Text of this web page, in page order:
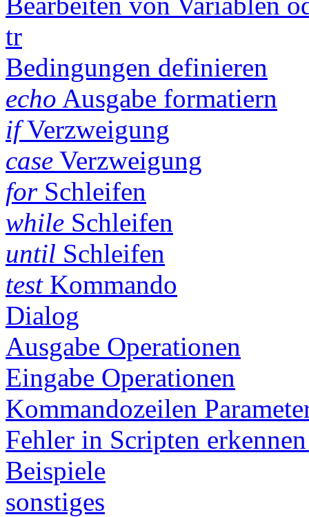
tr
Bedingungen definieren
echo Ausgabe formatiern
ifVerzweigung
case Verzweigung
forSchleifen
while Schleifen
until Schleifen
testKommando
Dialog
Ausgabe Operationen
Eingabe Operationen
Kommandozeilen
Fehler in Scripten
Beispiele
sonstiges